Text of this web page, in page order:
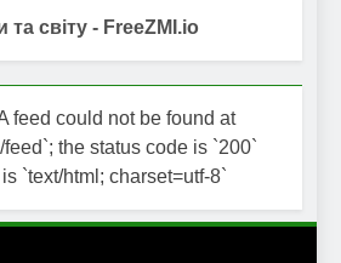
та світу - FreeZMI.io
feed could not be found at
the status code is `200`
`text/html; charset=utf-8`